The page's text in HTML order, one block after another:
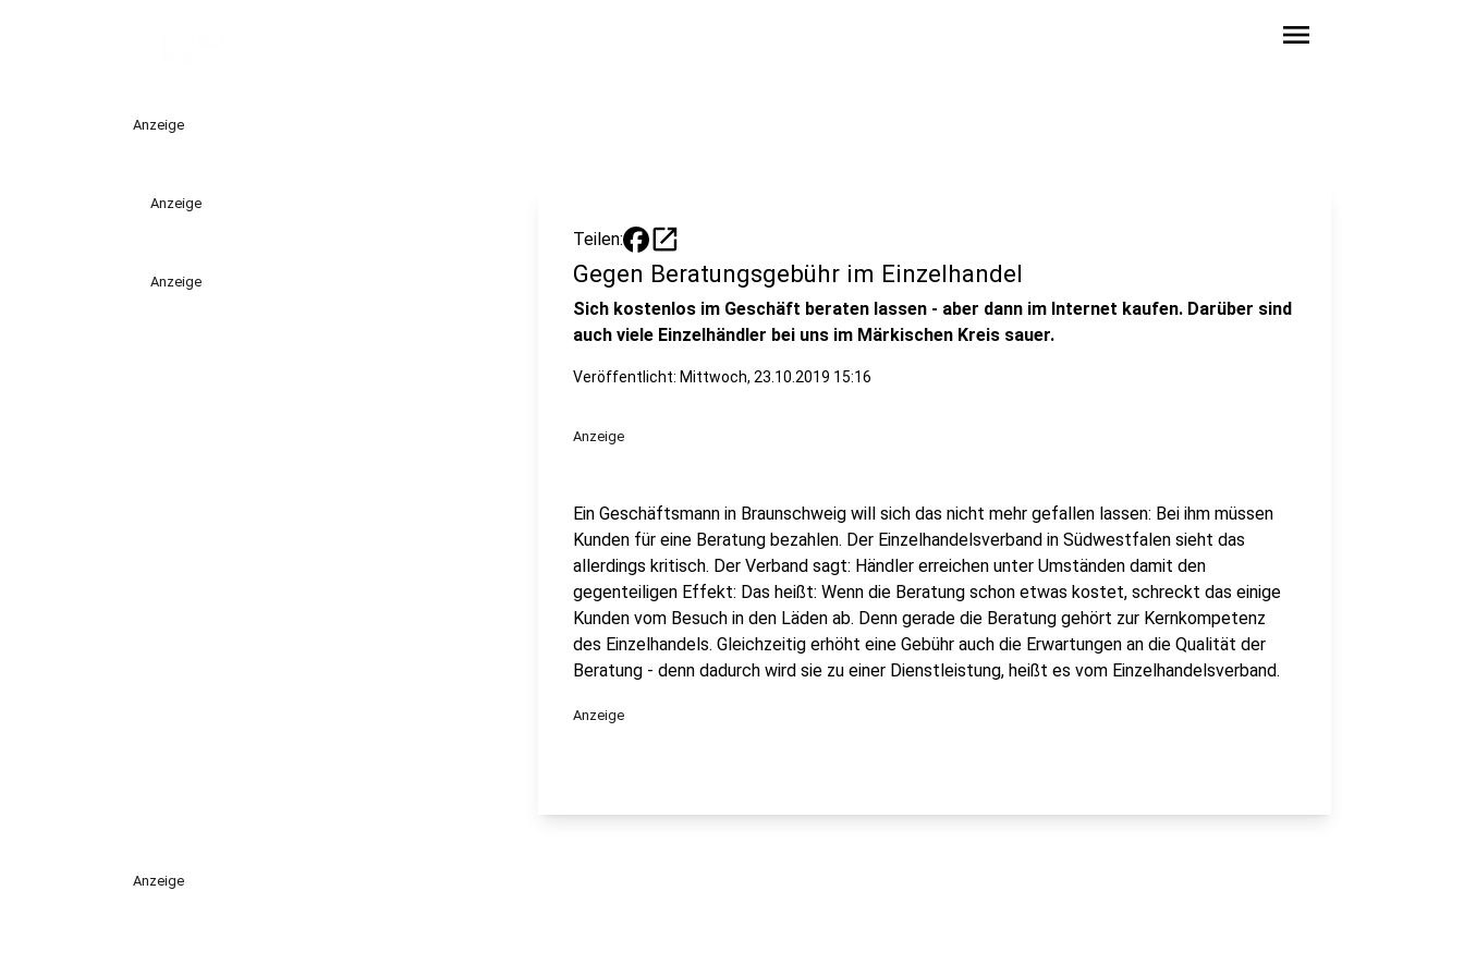
menu
Anzeige
Anzeige
Anzeige
Teilen: open_in_new
Gegen Beratungsgebühr im Einzelhandel
Sich kostenlos im Geschäft beraten lassen - aber dann im Internet kaufen. Darüber sind
auch viele Einzelhändler bei uns im Märkischen Kreis sauer.
Veröffentlicht: Mittwoch, 23.10.2019 15:16
Anzeige
Ein Geschäftsmann in Braunschweig will sich das nicht mehr gefallen lassen: Bei ihm müssen
Kunden für eine Beratung bezahlen. Der Einzelhandelsverband in Südwestfalen sieht das
allerdings kritisch. Der Verband sagt: Händler erreichen unter Umständen damit den
gegenteiligen Effekt: Das heißt: Wenn die Beratung schon etwas kostet, schreckt das einige
Kunden vom Besuch in den Läden ab. Denn gerade die Beratung gehört zur Kernkompetenz
des Einzelhandels. Gleichzeitig erhöht eine Gebühr auch die Erwartungen an die Qualität der
Beratung - denn dadurch wird sie zu einer Dienstleistung, heißt es vom Einzelhandelsverband.
Anzeige
Anzeige